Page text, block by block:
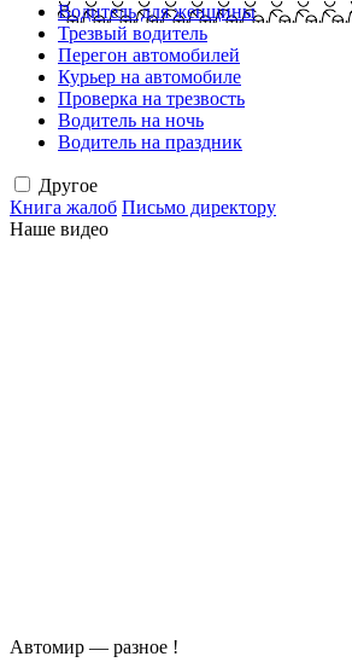
Водитель для женщины
Трезвый водитель
Перегон автомобилей
Курьер на автомобиле
Проверка на трезвость
Водитель на ночь
Водитель на праздник
Другое
Книга жалоб Письмо директору
Наше видео
Автомир — разное !